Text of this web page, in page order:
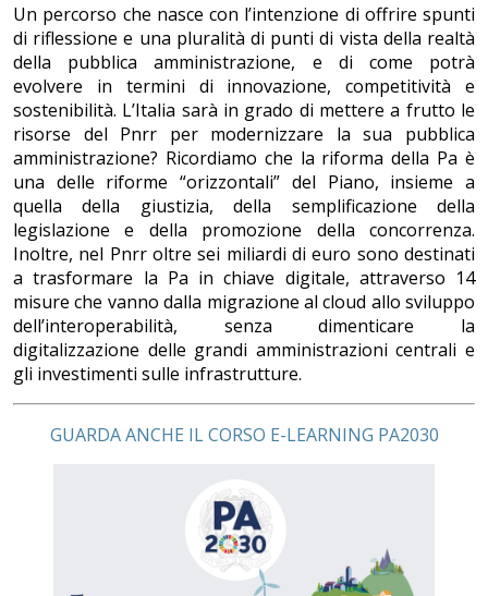
Un percorso che nasce con l’intenzione di offrire spunti
di riflessione e una pluralità di punti di vista della realtà
della pubblica amministrazione, e di come potrà
evolvere in termini di innovazione, competitività e
sostenibilità. L’Italia sarà in grado di mettere a frutto le
risorse del Pnrr per modernizzare la sua pubblica
amministrazione? Ricordiamo che la riforma della Pa è
una delle riforme “orizzontali” del Piano, insieme a
quella della giustizia, della semplificazione della
legislazione e della promozione della concorrenza.
Inoltre, nel Pnrr oltre sei miliardi di euro sono destinati
a trasformare la Pa in chiave digitale, attraverso 14
misure che vanno dalla migrazione al cloud allo sviluppo
dell’interoperabilità, senza dimenticare la
digitalizzazione delle grandi amministrazioni centrali e
gli investimenti sulle infrastrutture.
GUARDA ANCHE IL CORSO E-LEARNING PA2030